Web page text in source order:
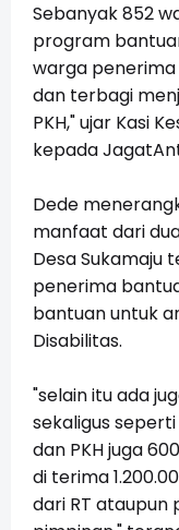
Sebanyak 852
program
warga
dan terbagi
PKH," ujar Kasi
kepada
Dede
manfaat dari
Desa Sukamaju
penerima
bantuan untuk
Disabilitas.
"selain itu ada
sekaligus
dan PKH juga
di terima
dari RT ataupun